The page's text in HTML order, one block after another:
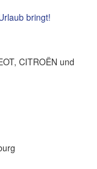
bringt!
CITROËN und